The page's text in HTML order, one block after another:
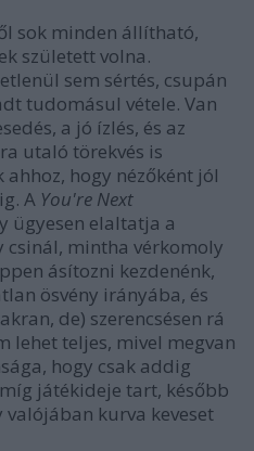
sok minden állítható,
született volna.
sem sértés, csupán
tudomásul vétele. Van
a jó ízlés, és az
utaló törekvés is
hogy nézőként jól
A You're Next
ügyesen elaltatja a
mintha vérkomoly
ásítozni kezdenénk,
ösvény irányába, és
de) szerencsésen rá
lehet teljes, mivel megvan
hogy csak addig
játékideje tart, később
kurva keveset